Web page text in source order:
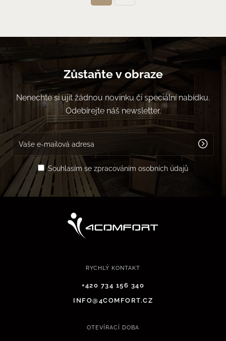
Zůstaňte v obraze
Nenechte si ujít žádnou novinku či speciální nabídku.
Odebírejte náš newsletter.
Souhlasím se zpracováním osobních údajů
RYCHLÝ KONTAKT
+420 734 156 340
INFO@4COMFORT.CZ
OTEVÍRACÍ DOBA